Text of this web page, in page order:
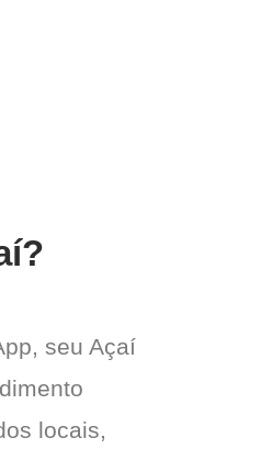
seu Açaí
locais,